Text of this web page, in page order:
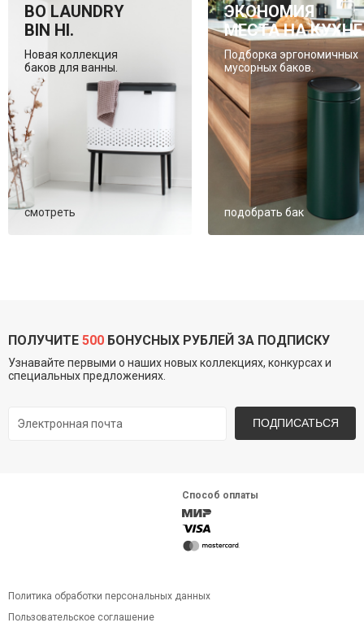
BO LAUNDRY
BIN HI.
Новая коллекция
баков для ванны.
смотреть
ЭКОНОМИЯ
МЕСТА НА
Подборка эргономичных
мусорных баков.
подобрать бак
ПОЛУЧИТЕ 500 БОНУСНЫХ РУБЛЕЙ ЗА ПОДПИСКУ
Узнавайте первыми о наших новых коллекциях, конкурсах и
специальных предложениях.
ПОДПИСАТЬСЯ
Способ оплаты
Политика обработки персональных данных
Пользовательское соглашение